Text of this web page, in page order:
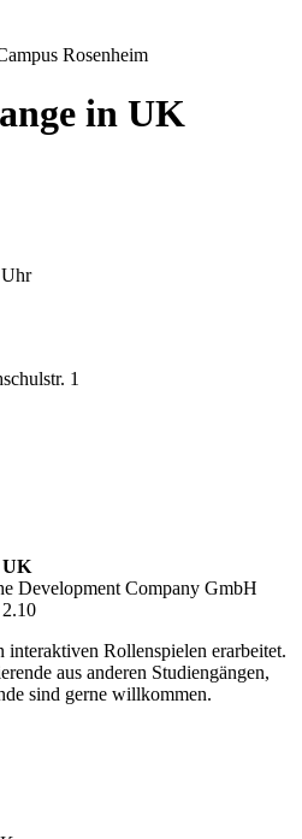
Rosenheim
in UK
1
UK
Development Company GmbH
interaktiven Rollenspielen erarbeitet.
aus anderen Studiengängen,
sind gerne willkommen.